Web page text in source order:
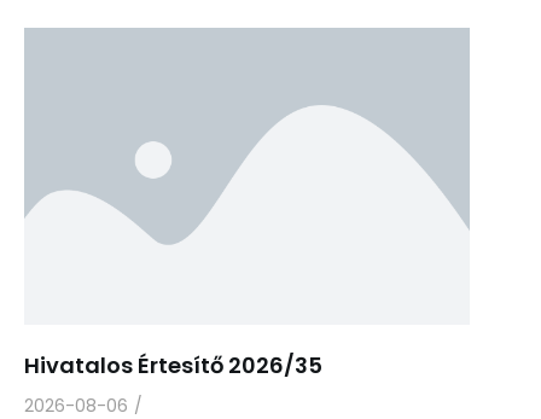
Hivatalos Értesítő 2026/35
2026-08-06 /